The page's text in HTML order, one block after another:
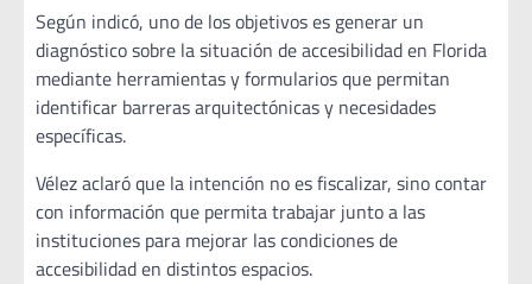
Según indicó, uno de los objetivos es generar un
diagnóstico sobre la situación de accesibilidad en Florida
mediante herramientas y formularios que permitan
identificar barreras arquitectónicas y necesidades
específicas.
Vélez aclaró que la intención no es fiscalizar, sino contar
con información que permita trabajar junto a las
instituciones para mejorar las condiciones de
accesibilidad en distintos espacios.